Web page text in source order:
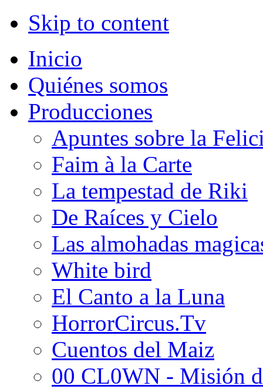
Skip to content
Inicio
Quiénes somos
Producciones
Apuntes sobre la
Faim à la Carte
La tempestad de Riki
De Raíces y Cielo
Las almohadas
White bird
El Canto a la Luna
HorrorCircus.Tv
Cuentos del Maiz
00 CL0WN - Misión